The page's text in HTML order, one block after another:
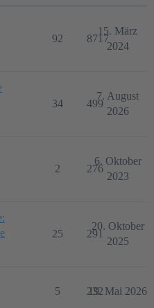
92 8717
15. März
2024
34 499
7. August
2026
2 276
6. Oktober
2023
25 291
20. Oktober
2025
5 232
19. Mai 2026